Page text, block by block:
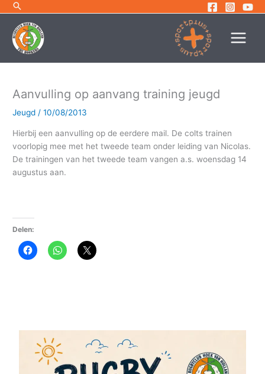
inhoud
Aanvulling op aanvang training jeugd
Jeugd /10/08/2013
Hierbij een aanvulling op de eerdere mail. De colts trainen
voorlopig mee met het tweede team onder leiding van Nicolas.
De trainingen van het tweede team vangen a.s. woensdag 14
augustus aan.
Delen: